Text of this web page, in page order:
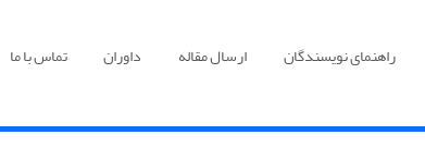
راهنمای نویسندگان ارسال مقاله داوران تماس با ما